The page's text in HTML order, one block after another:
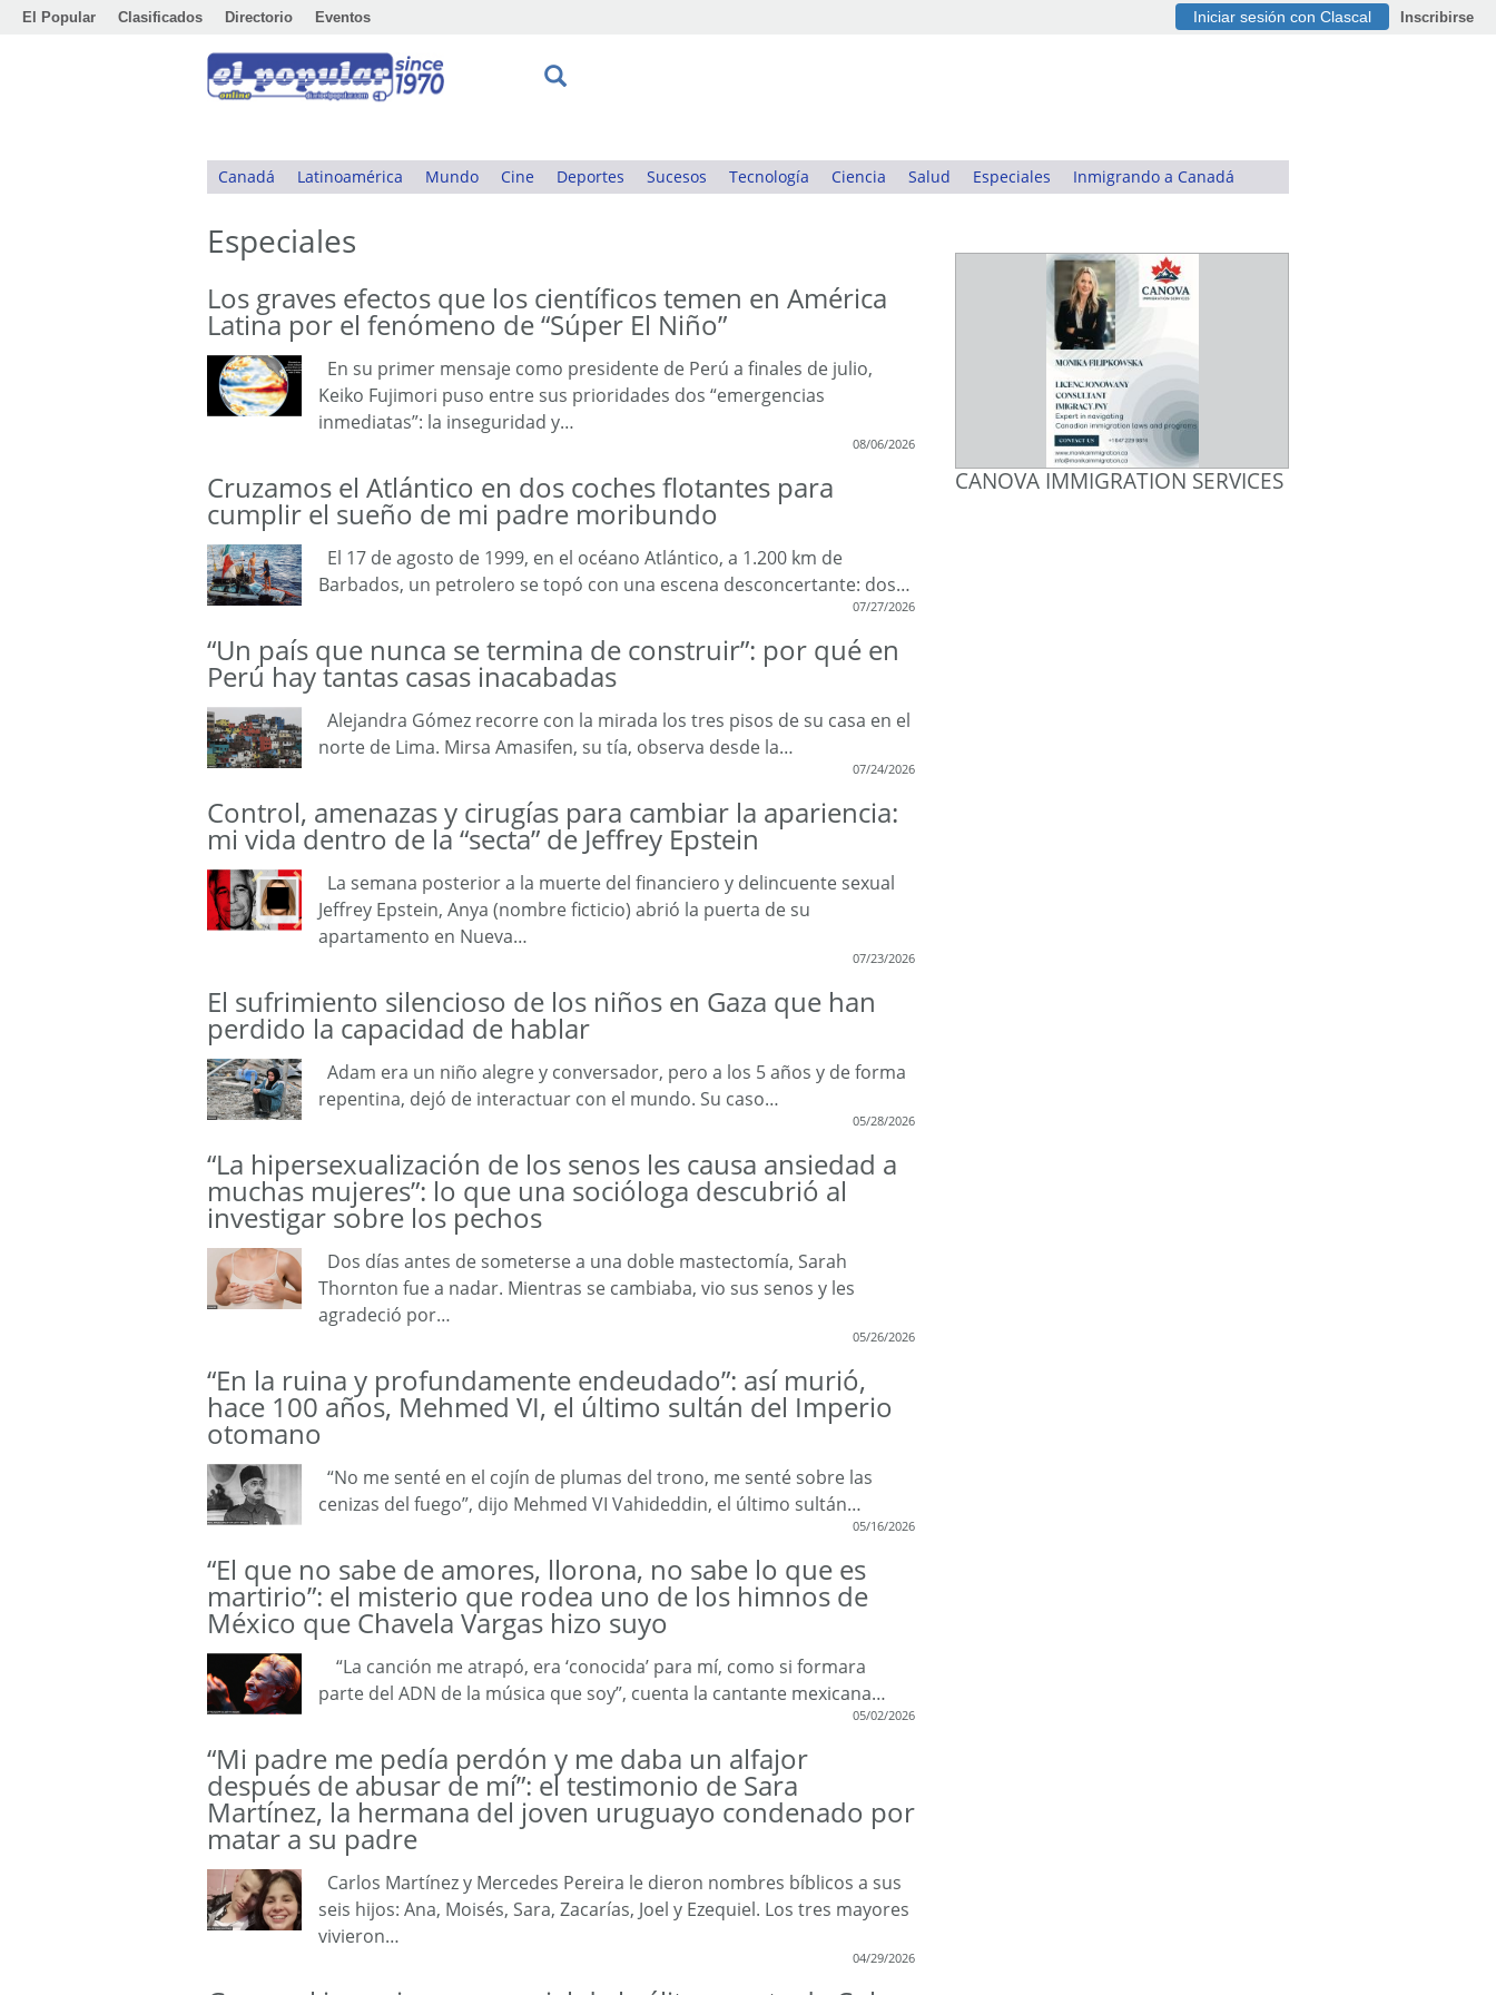
El Popular Clasificados Directorio Eventos Iniciar sesión con Clascal Inscribirse
Canadá Latinoamérica Mundo Cine Deportes Sucesos Tecnología Ciencia Salud Especiales Inmigrando a Canadá
Especiales
Los graves efectos que los científicos temen en América
Latina por el fenómeno de “Súper El Niño”
En su primer mensaje como presidente de Perú a finales de julio,
Keiko Fujimori puso entre sus prioridades dos “emergencias
inmediatas”: la inseguridad y…
08/06/2026
Cruzamos el Atlántico en dos coches flotantes para
cumplir el sueño de mi padre moribundo
El 17 de agosto de 1999, en el océano Atlántico, a 1.200 km de
Barbados, un petrolero se topó con una escena desconcertante: dos…
07/27/2026
“Un país que nunca se termina de construir”: por qué en
Perú hay tantas casas inacabadas
Alejandra Gómez recorre con la mirada los tres pisos de su casa en el
norte de Lima. Mirsa Amasifen, su tía, observa desde la…
07/24/2026
Control, amenazas y cirugías para cambiar la apariencia:
mi vida dentro de la “secta” de Jeffrey Epstein
La semana posterior a la muerte del financiero y delincuente sexual
Jeffrey Epstein, Anya (nombre ficticio) abrió la puerta de su
apartamento en Nueva…
07/23/2026
El sufrimiento silencioso de los niños en Gaza que han
perdido la capacidad de hablar
Adam era un niño alegre y conversador, pero a los 5 años y de forma
repentina, dejó de interactuar con el mundo. Su caso…
05/28/2026
“La hipersexualización de los senos les causa ansiedad a
muchas mujeres”: lo que una socióloga descubrió al
investigar sobre los pechos
Dos días antes de someterse a una doble mastectomía, Sarah
Thornton fue a nadar. Mientras se cambiaba, vio sus senos y les
agradeció por…
05/26/2026
“En la ruina y profundamente endeudado”: así murió,
hace 100 años, Mehmed VI, el último sultán del Imperio
otomano
“No me senté en el cojín de plumas del trono, me senté sobre las
cenizas del fuego”, dijo Mehmed VI Vahideddin, el último sultán…
05/16/2026
“El que no sabe de amores, llorona, no sabe lo que es
martirio”: el misterio que rodea uno de los himnos de
México que Chavela Vargas hizo suyo
“La canción me atrapó, era ‘conocida’ para mí, como si formara
parte del ADN de la música que soy”, cuenta la cantante mexicana…
05/02/2026
“Mi padre me pedía perdón y me daba un alfajor
después de abusar de mí”: el testimonio de Sara
Martínez, la hermana del joven uruguayo condenado por
matar a su padre
Carlos Martínez y Mercedes Pereira le dieron nombres bíblicos a sus
seis hijos: Ana, Moisés, Sara, Zacarías, Joel y Ezequiel. Los tres mayores
vivieron…
04/29/2026
CANOVA IMMIGRATION SERVICES